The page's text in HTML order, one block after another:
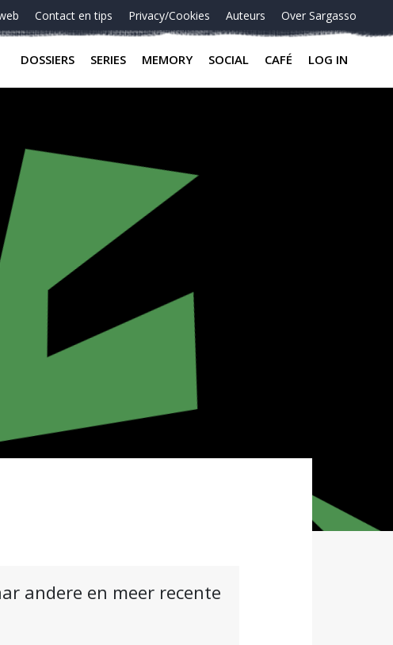
Contact en tips Privacy/Cookies Auteurs Over Sargasso
DOSSIERS SERIES MEMORY SOCIAL CAFÉ LOG IN
andere en meer recente